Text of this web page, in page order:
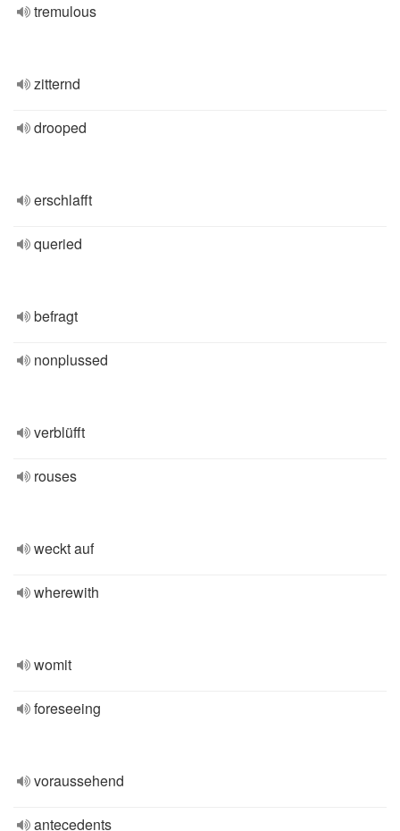
tremulous
zitternd
drooped
erschlafft
queried
befragt
nonplussed
verblüfft
rouses
weckt auf
wherewith
womit
foreseeing
voraussehend
antecedents